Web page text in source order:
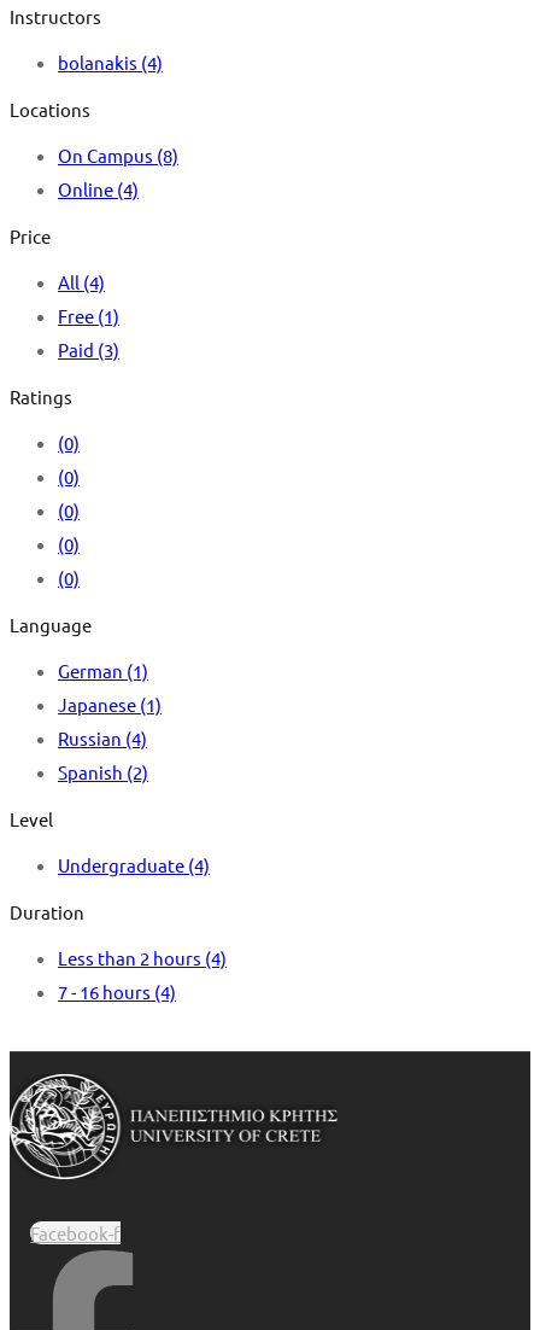
Instructors
bolanakis (4)
Locations
On Campus (8)
Online (4)
Price
All (4)
Free (1)
Paid (3)
Ratings
(0)
(0)
(0)
(0)
(0)
Language
German (1)
Japanese (1)
Russian (4)
Spanish (2)
Level
Undergraduate (4)
Duration
Less than 2 hours (4)
7 - 16 hours (4)
Facebook-f